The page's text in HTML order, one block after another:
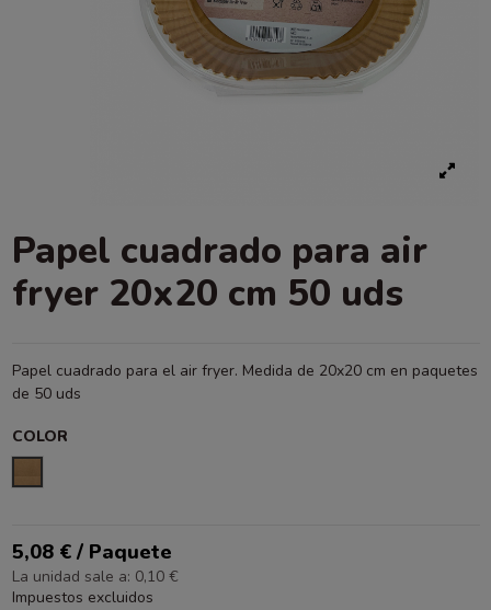
Papel cuadrado para air
fryer 20x20 cm 50 uds
Papel cuadrado para el air fryer. Medida de 20x20 cm en paquetes
de 50 uds
COLOR
5,08 € / Paquete
La unidad sale a: 0,10 €
Impuestos excluidos